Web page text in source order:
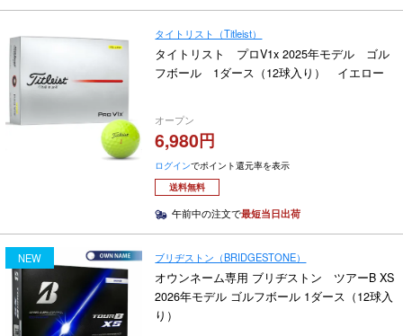
タイトリスト（Titleist）
タイトリスト プロV1x 2025年モデル ゴル
フボール 1ダース（12球入り） イエロー
オープン
6,980
ログインでポイント還元率を表示
送料無料
午前中の注文で最短当日出荷
NEW ブリヂストン（BRIDGESTONE）
オウンネーム専用 ブリヂストン ツアーB XS
2026年モデル ゴルフボール 1ダース（12球入
り）